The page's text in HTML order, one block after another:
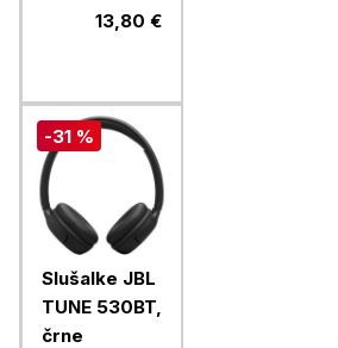
13,80 €
-31 %
Slušalke JBL
TUNE 530BT,
črne